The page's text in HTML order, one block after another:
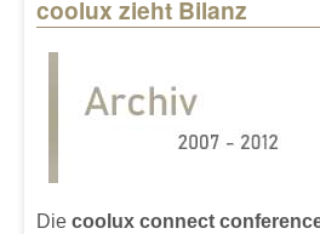
coolux zieht Bilanz
Die coolux connect
Pages